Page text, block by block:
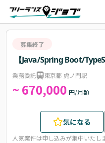
募集終了
【Java/Spring Boot/
業務委託 東京都 虎ノ門駅
~ 670,000 円/月額
気になる
人気案件は申し込みが集中いたし